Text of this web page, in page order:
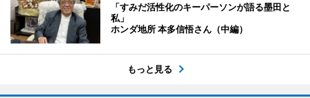
「すみだ活性化のキーパーソンが語る墨田と
私」
ホンダ地所 本多信悟さん（中編）
もっと見る